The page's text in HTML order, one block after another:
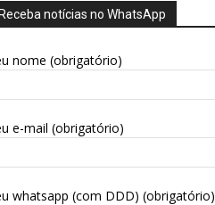
Receba notícias no WhatsApp
nome (obrigatório)
e-mail (obrigatório)
whatsapp (com DDD) (obrigatório)